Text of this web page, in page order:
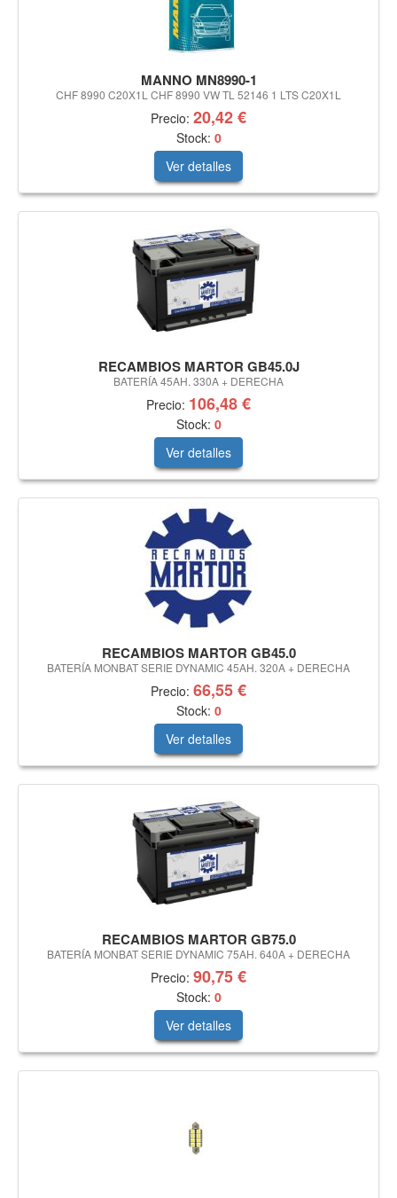
MANNO MN8990-1
CHF 8990 C20X1L CHF 8990 VW TL 52146 1 LTS C20X1L
Precio: 20,42 €
Stock: 0
Ver detalles
RECAMBIOS MARTOR GB45.0J
BATERÍA 45AH. 330A + DERECHA
Precio: 106,48 €
Stock: 0
Ver detalles
RECAMBIOS MARTOR GB45.0
BATERÍA MONBAT SERIE DYNAMIC 45AH. 320A + DERECHA
Precio: 66,55 €
Stock: 0
Ver detalles
RECAMBIOS MARTOR GB75.0
BATERÍA MONBAT SERIE DYNAMIC 75AH. 640A + DERECHA
Precio: 90,75 €
Stock: 0
Ver detalles